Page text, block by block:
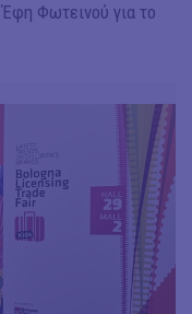
Φωτεινού για το